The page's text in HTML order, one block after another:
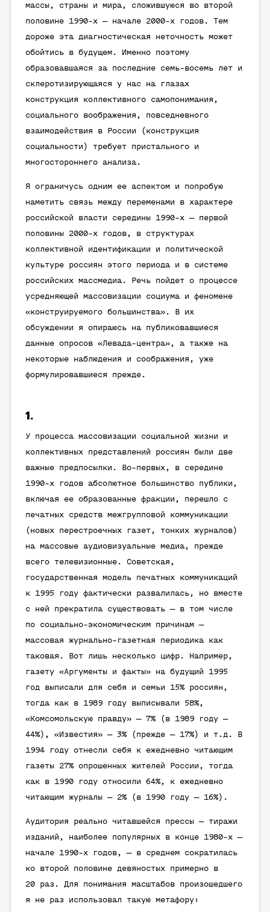
массы, страны и мира, сложившуюся во второй
половине 1990-х — начале 2000-х годов. Тем
дороже эта диагностическая неточность может
обойтись в будущем. Именно поэтому
образовавшаяся за последние семь-восемь лет и
склеротизирующаяся у нас на глазах
конструкция коллективного самопонимания,
социального воображения, повседневного
взаимодействия в России (конструкция
социальности) требует пристального и
многостороннего анализа.
Я ограничусь одним ее аспектом и попробую
наметить связь между переменами в характере
российской власти середины 1990-х — первой
половины 2000-х годов, в структурах
коллективной идентификации и политической
культуре россиян этого периода и в системе
российских массмедиа. Речь пойдет о процессе
усредняющей массовизации социума и феномене
«конструируемого большинства». В их
обсуждении я опираюсь на публиковавшиеся
данные опросов «Левада-центра», а также на
некоторые наблюдения и соображения, уже
формулировавшиеся прежде.
1.
У процесса массовизации социальной жизни и
коллективных представлений россиян были две
важные предпосылки. Во-первых, в середине
1990-х годов абсолютное большинство публики,
включая ее образованные фракции, перешло с
печатных средств межгрупповой коммуникации
(новых перестроечных газет, тонких журналов)
на массовые аудиовизуальные медиа, прежде
всего телевизионные. Советская,
государственная модель печатных коммуникаций
к 1995 году фактически развалилась, но вместе
с ней прекратила существовать — в том числе
по социально-экономическим причинам —
массовая журнально-газетная периодика как
таковая. Вот лишь несколько цифр. Например,
газету «Аргументы и факты» на будущий 1995
год выписали для себя и семьи 15% россиян,
тогда как в 1989 году выписывали 58%,
«Комсомольскую правду» — 7% (в 1989 году —
44%), «Известия» — 3% (прежде — 17%) и т.д. В
1994 году отнесли себя к ежедневно читающим
газеты 27% опрошенных жителей России, тогда
как в 1990 году относили 64%, к ежедневно
читающим журналы — 2% (в 1990 году — 16%).
Аудитория реально читавшейся прессы — тиражи
изданий, наиболее популярных в конце 1980-х —
начале 1990-х годов, — в среднем сократилась
ко второй половине девяностых примерно в
20 раз. Для понимания масштабов произошедшего
я не раз использовал такую метафору: